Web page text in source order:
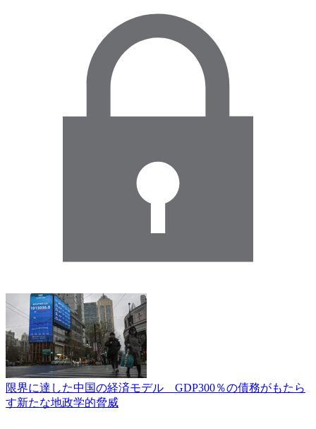
限界に達した中国の経済モデル GDP300％の債務がもたら
す新たな地政学的脅威